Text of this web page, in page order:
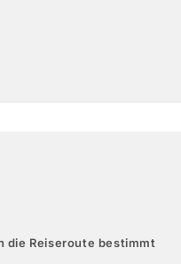
die Reiseroute bestimmt